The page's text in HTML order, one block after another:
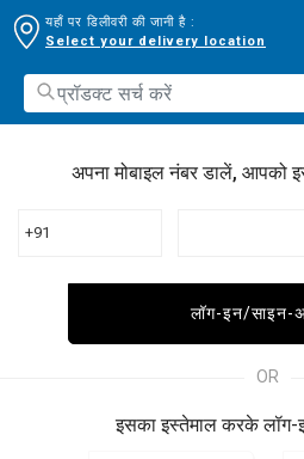
यहाँ पर डिलीवरी की जानी है :
Select your delivery location
अपना मोबाइल नंबर डालें, आपको
+91
लॉग-इन/साइन-
OR
इसका इस्तेमाल करके